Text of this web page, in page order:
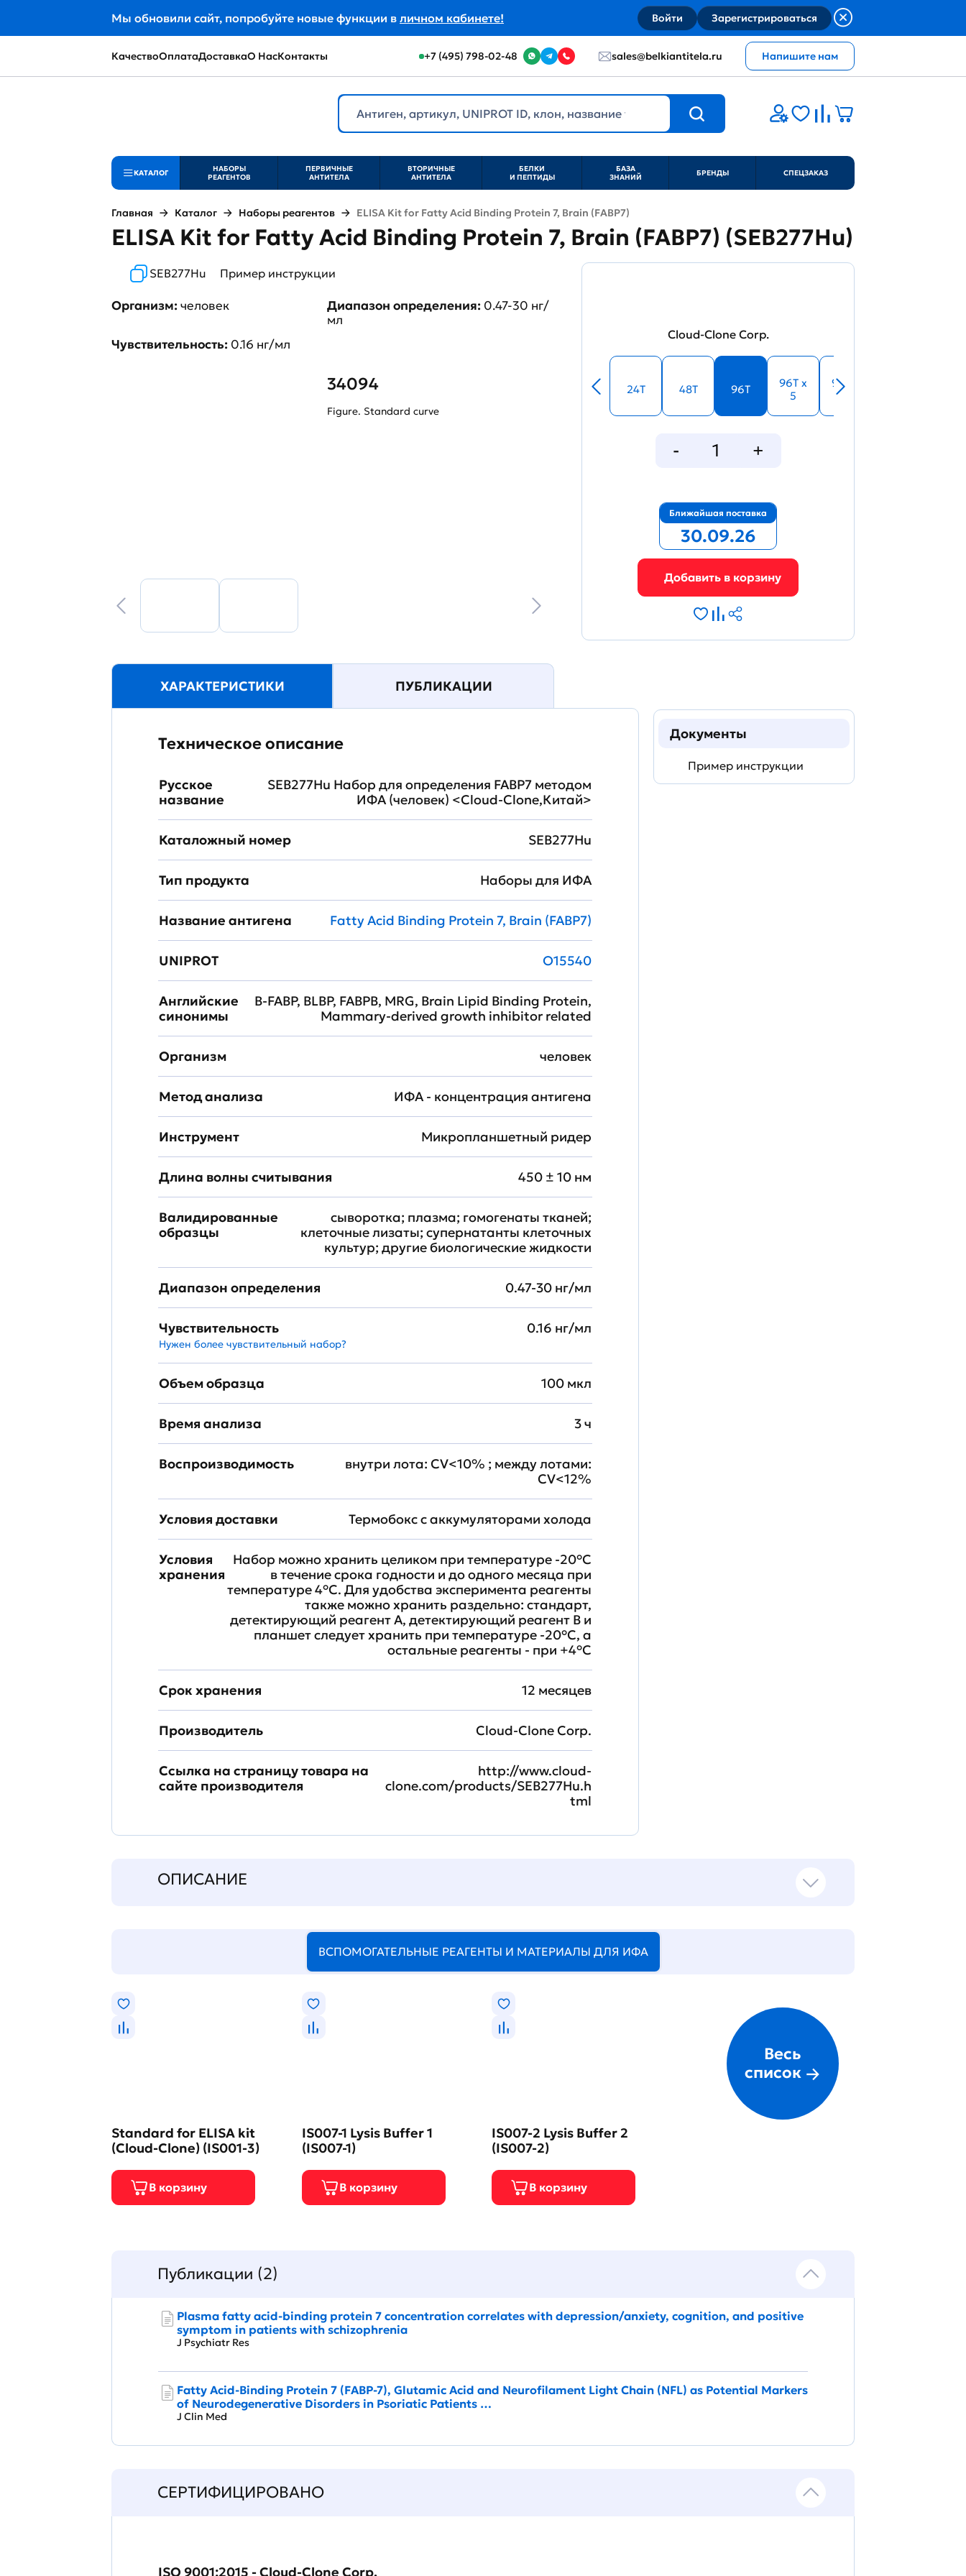
Мы обновили сайт, попробуйте новые функции в личном кабинете! Войти Зарегистрироваться
КачествоОплатаДоставкаО НасКонтакты +7 (495) 798-02-48 sales@belkiantitela.ru Напишите нам
КАТАЛОГ
НАБОРЫ
РЕАГЕНТОВ
ПЕРВИЧНЫЕ
АНТИТЕЛА
ВТОРИЧНЫЕ
АНТИТЕЛА
БЕЛКИ
И ПЕПТИДЫ
БАЗА
ЗНАНИЙ
БРЕНДЫ СПЕЦЗАКАЗ
Главная Каталог Наборы реагентов ELISA Kit for Fatty Acid Binding Protein 7, Brain (FABP7)
ELISA Kit for Fatty Acid Binding Protein 7, Brain (FABP7) (SEB277Hu)
SEB277Hu Пример инструкции
Организм:человек Диапазон определения: 0.47-30 нг/
мл
Чувствительность: 0.16 нг/мл
34094
Figure. Standard curve
Cloud-Clone Corp.
24T 48T 96T
96T x
5
96T x
10
Ближайшая поставка
30.09.26
ХАРАКТЕРИСТИКИ ПУБЛИКАЦИИ
Техническое описание
Русское
название
SEB277Hu Набор для определения FABP7 методом
ИФА (человек) <Cloud-Clone,Китай>
Каталожный номер SEB277Hu
Тип продукта Наборы для ИФА
Название антигена Fatty Acid Binding Protein 7, Brain (FABP7)
UNIPROT O15540
Английские
синонимы
B-FABP, BLBP, FABPB, MRG, Brain Lipid Binding Protein,
Mammary-derived growth inhibitor related
Организм человек
Метод анализа ИФА - концентрация антигена
Инструмент Микропланшетный ридер
Длина волны считывания 450 ± 10 нм
Валидированные
образцы
сыворотка; плазма; гомогенаты тканей;
клеточные лизаты; супернатанты клеточных
культур; другие биологические жидкости
Диапазон определения 0.47-30 нг/мл
Чувствительность
Нужен более чувствительный набор?
0.16 нг/мл
Объем образца 100 мкл
Время анализа 3 ч
Воспроизводимость
внутри лота: CV<10% ; между лотами:
CV<12%
Условия доставки Термобокс с аккумуляторами холода
Условия
хранения
Набор можно хранить целиком при температуре -20°C
в течение срока годности и до одного месяца при
температуре 4°C. Для удобства эксперимента реагенты
также можно хранить раздельно: стандарт,
детектирующий реагент A, детектирующий реагент B и
планшет следует хранить при температуре -20°C, а
остальные реагенты - при +4°С
Срок хранения 12 месяцев
Производитель Cloud-Clone Corp.
Ссылка на страницу товара на
сайте производителя
http://www.cloud-
clone.com/products/SEB277Hu.h
tml
Документы
Пример инструкции
ОПИСАНИЕ
ВСПОМОГАТЕЛЬНЫЕ РЕАГЕНТЫ И МАТЕРИАЛЫ ДЛЯ ИФА
Standard for ELISA kit
(Cloud-Clone) (IS001-3)
IS007-1 Lysis Buffer 1
(IS007-1)
IS007-2 Lysis Buffer 2
(IS007-2)
Весь
список
Публикации (2)
Plasma fatty acid-binding protein 7 concentration correlates with depression/anxiety, cognition, and positive
symptom in patients with schizophrenia
J Psychiatr Res
Fatty Acid-Binding Protein 7 (FABP-7), Glutamic Acid and Neurofilament Light Chain (NFL) as Potential Markers
of Neurodegenerative Disorders in Psoriatic Patients …
J Clin Med
СЕРТИФИЦИРОВАНО
ISO 9001:2015 - Cloud-Clone Corp.